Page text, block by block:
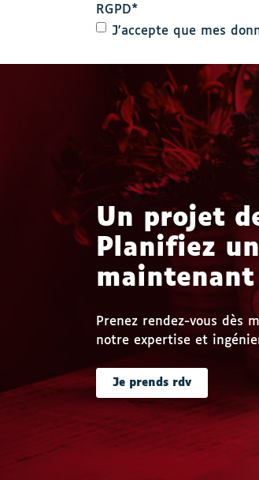
RGPD*
J'accepte que mes
Un projet
Planifiez
maintenant
Prenez rendez-vous dès
notre expertise et
Je prends rdv